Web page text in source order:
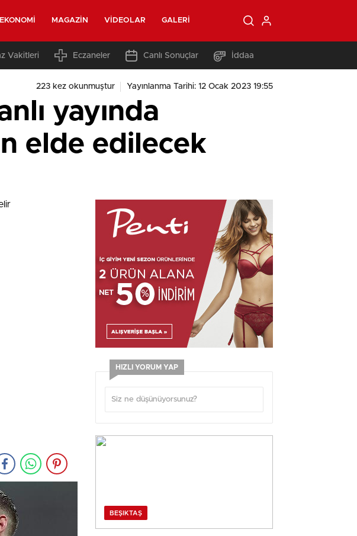
EKONOMI MAGAZIN VIDEOLAR GALERI
Vakitleri Eczaneler Canlı Sonuçlar İddaa
223 kez okunmuştur Yayınlanma Tarihi: 12 Ocak 2023 19:55
yayında
elde edilecek
HIZLI YORUM YAP
BEŞIKTAŞ